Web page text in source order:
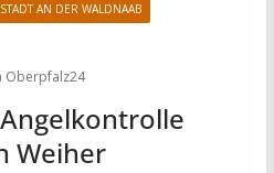
AN DER WALDNAAB
Oberpfalz24
Weiher